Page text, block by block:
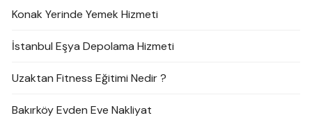
Konak Yerinde Yemek Hizmeti
İstanbul Eşya Depolama Hizmeti
Uzaktan Fitness Eğitimi Nedir ?
Bakırköy Evden Eve Nakliyat